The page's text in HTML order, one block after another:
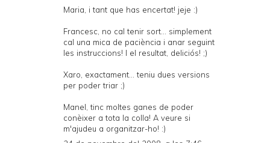
Maria, i tant que has encertat! jeje :)
Francesc, no cal tenir sort... simplement
cal una mica de paciència i anar seguint
les instruccions! I el resultat, deliciós! ;)
Xaro, exactament... teniu dues versions
per poder triar ;)
Manel, tinc moltes ganes de poder
conèixer a tota la colla! A veure si
m'ajudeu a organitzar-ho! :)